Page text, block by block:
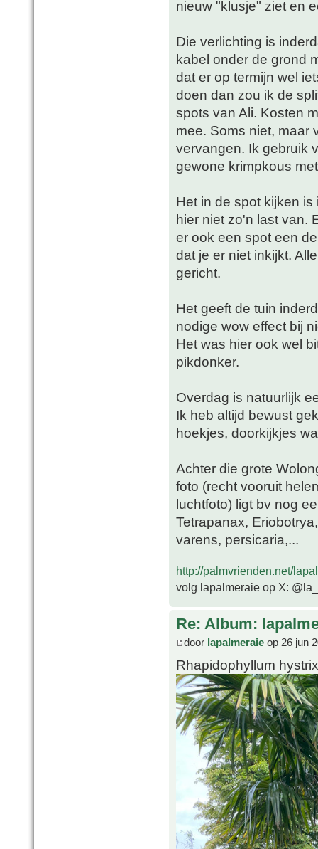
nieuw "klusje" ziet en
Die verlichting is
kabel onder de grond
dat er op termijn wel
doen dan zou ik de
spots van Ali. Kosten
mee. Soms niet, maar
vervangen. Ik gebruik
gewone krimpkous
Het in de spot kijken
hier niet zo'n last van.
er ook een spot een
dat je er niet inkijkt.
gericht.
Het geeft de tuin
nodige wow effect bij
Het was hier ook wel
pikdonker.
Overdag is natuurlijk
Ik heb altijd bewust
hoekjes, doorkijkjes
Achter die grote
foto (recht vooruit
luchtfoto) ligt bv nog
Tetrapanax,
varens, persicaria,...
http://palmvrienden.net/
volg lapalmeraie op X:
Re: Album:
door lapalmeraie op 26 jun
Rhapidophyllum